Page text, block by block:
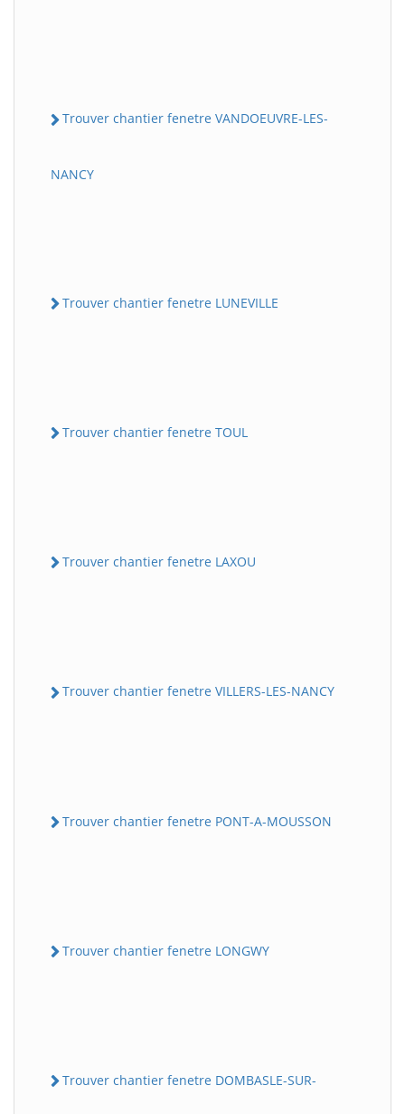
Trouver chantier fenetre VANDOEUVRE-LES-
NANCY
Trouver chantier fenetre LUNEVILLE
Trouver chantier fenetre TOUL
Trouver chantier fenetre LAXOU
Trouver chantier fenetre VILLERS-LES-NANCY
Trouver chantier fenetre PONT-A-MOUSSON
Trouver chantier fenetre LONGWY
Trouver chantier fenetre DOMBASLE-SUR-